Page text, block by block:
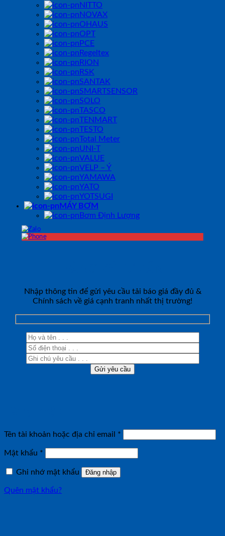
NITTO
NOVAX
OHAUS
OPT
PCE
Regeltex
RION
RSK
SANTAK
SMARTSENSOR
SOLO
TASCO
TENMART
TESTO
Total Meter
UNI-T
VALUE
VELP – Ý
YAMAWA
YATO
YOTSUGI
MÁY BƠM
Bơm Định Lượng
Nhập thông tin để gửi yêu cầu tải báo giá đầy đủ &
Chính sách về giá cạnh tranh nhất thị trường!
Tên tài khoản hoặc địa chỉ email *
Mật khẩu *
Ghi nhớ mật khẩu
Đăng nhập
Quên mật khẩu?